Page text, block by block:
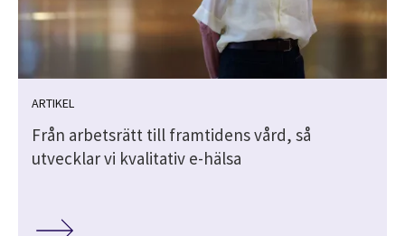
ARTIKEL
Från arbetsrätt till framtidens vård, så
utvecklar vi kvalitativ e-hälsa